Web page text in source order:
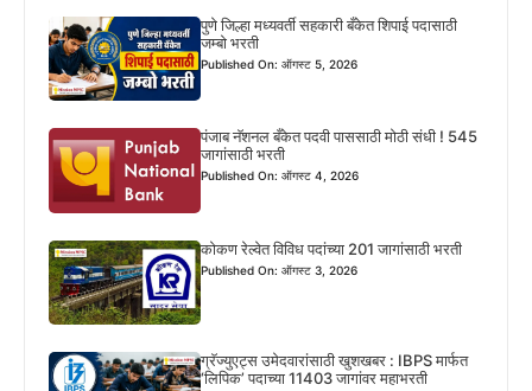
पुणे जिल्हा मध्यवर्ती सहकारी बँकेत शिपाई पदासाठी
जम्बो भरती
Published On: ऑगस्ट 5, 2026
पंजाब नॅशनल बँकेत पदवी पाससाठी मोठी संधी ! 545
जागांसाठी भरती
Published On: ऑगस्ट 4, 2026
कोकण रेल्वेत विविध पदांच्या 201 जागांसाठी भरती
Published On: ऑगस्ट 3, 2026
ग्रॅज्युएट्स उमेदवारांसाठी खुशखबर : IBPS मार्फत
‘लिपिक’ पदाच्या 11403 जागांवर महाभरती